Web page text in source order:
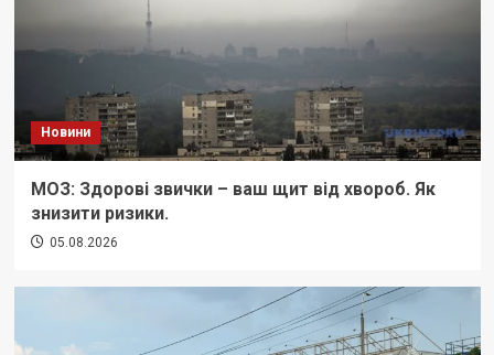
Новини
МОЗ: Здорові звички – ваш щит від хвороб. Як
знизити ризики.
05.08.2026